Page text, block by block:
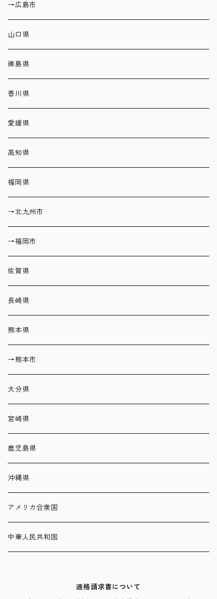
→広島市
山口県
徳島県
香川県
愛媛県
高知県
福岡県
→北九州市
→福岡市
佐賀県
長崎県
熊本県
→熊本市
大分県
宮崎県
鹿児島県
沖縄県
アメリカ合衆国
中華人民共和国
適格請求書について